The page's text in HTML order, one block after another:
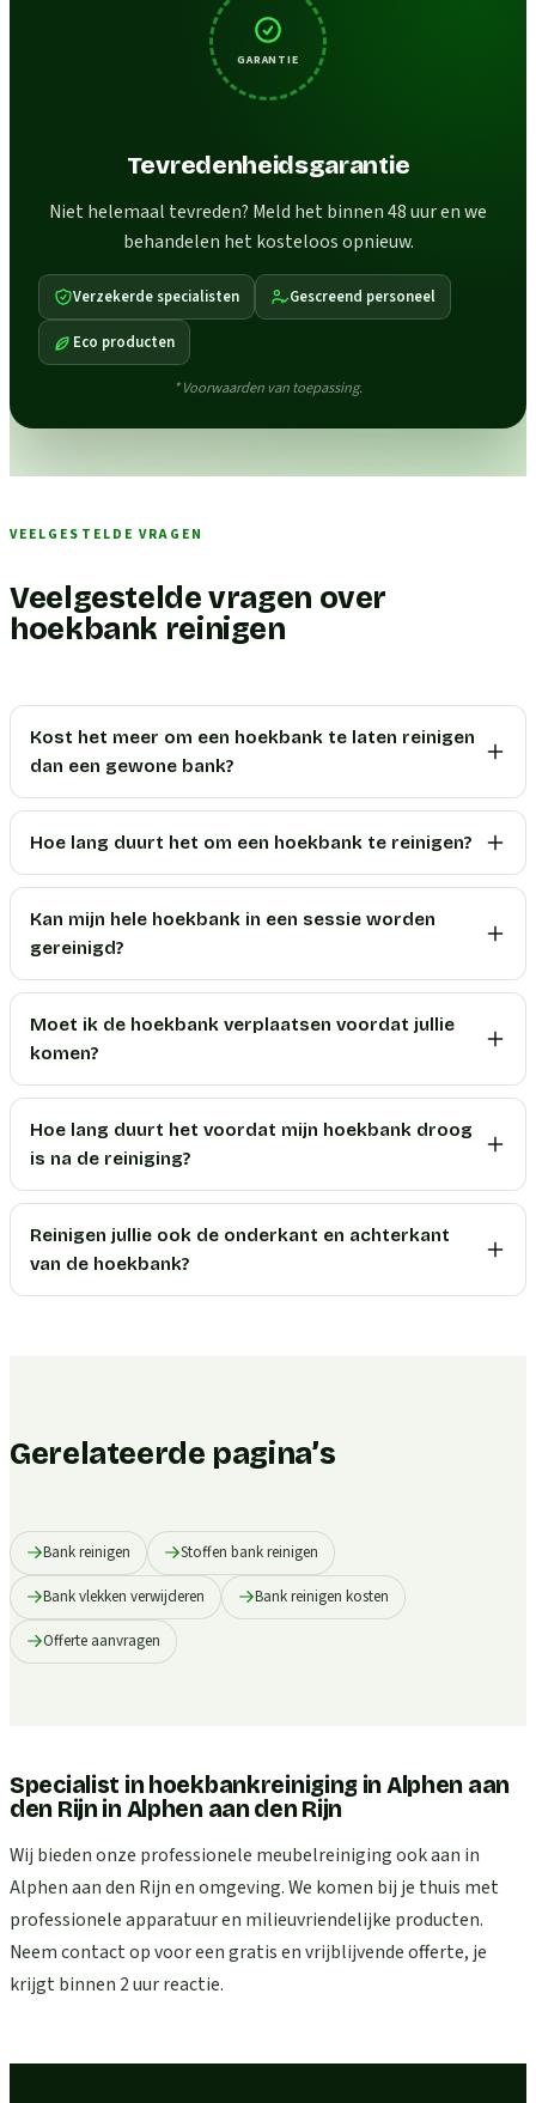
GARANTIE
Tevredenheidsgarantie
Niet helemaal tevreden? Meld het binnen 48 uur en we
behandelen het kosteloos opnieuw.
Verzekerde specialisten Gescreend personeel
Eco producten
* Voorwaarden van toepassing.
VEELGESTELDE VRAGEN
Veelgestelde vragen over
hoekbank reinigen
Kost het meer om een hoekbank te laten reinigen
dan een gewone bank?
Hoe lang duurt het om een hoekbank te reinigen?
Kan mijn hele hoekbank in een sessie worden
gereinigd?
Moet ik de hoekbank verplaatsen voordat jullie
komen?
Hoe lang duurt het voordat mijn hoekbank droog
is na de reiniging?
Reinigen jullie ook de onderkant en achterkant
van de hoekbank?
Gerelateerde pagina’s
Bank reinigen Stoffen bank reinigen
Bank vlekken verwijderen Bank reinigen kosten
Offerte aanvragen
Specialist in hoekbankreiniging in Alphen aan
den Rijnin Alphen aan den Rijn
Wij bieden onze professionele meubelreiniging ook aan in
Alphen aan den Rijn en omgeving. We komen bij je thuis met
professionele apparatuur en milieuvriendelijke producten.
Neem contact op voor een gratis en vrijblijvende offerte, je
krijgt binnen 2 uur reactie.